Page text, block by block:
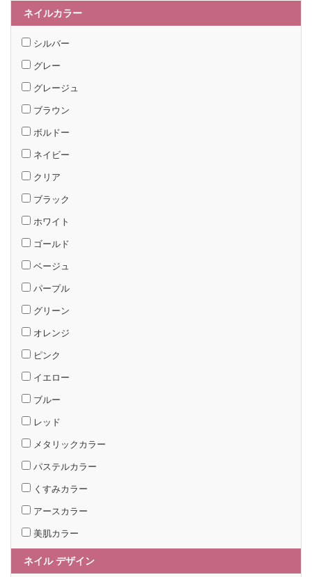
ネイルカラー
シルバー
グレー
グレージュ
ブラウン
ボルドー
ネイビー
クリア
ブラック
ホワイト
ゴールド
ベージュ
パープル
グリーン
オレンジ
ピンク
イエロー
ブルー
レッド
メタリックカラー
パステルカラー
くすみカラー
アースカラー
美肌カラー
ネイル デザイン